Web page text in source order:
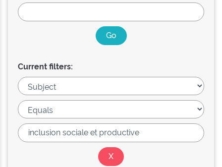
Current filters: